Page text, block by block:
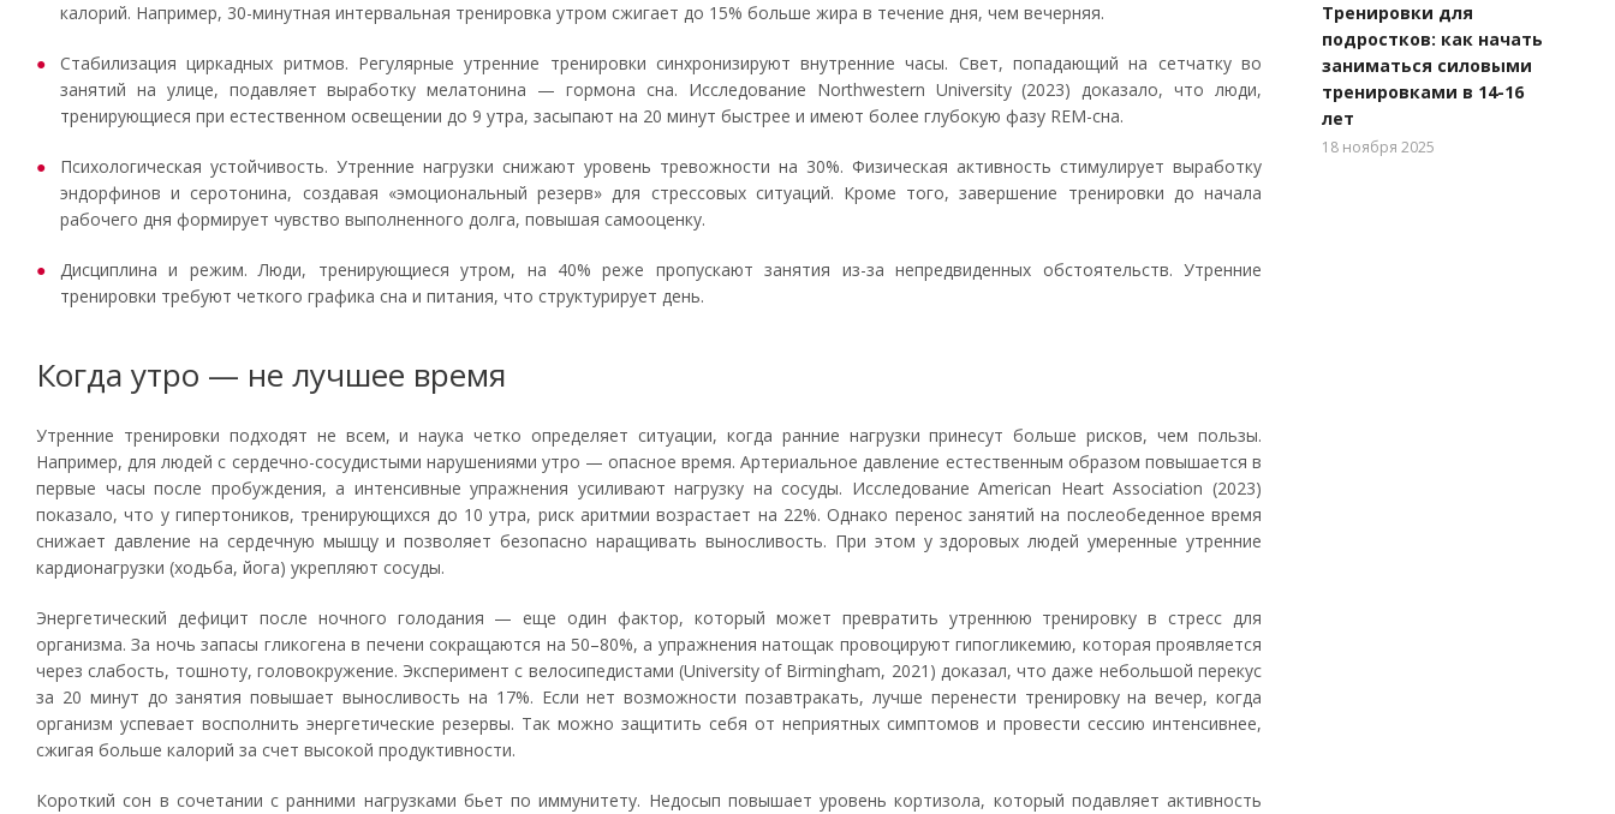
калорий. Например, 30-минутная интервальная тренировка утром сжигает до 15% больше жира в течение дня, чем вечерняя.
Стабилизация циркадных ритмов. Регулярные утренние тренировки синхронизируют внутренние часы. Свет, попадающий на сетчатку во
занятий на улице, подавляет выработку мелатонина — гормона сна. Исследование Northwestern University (2023) доказало, что люди,
тренирующиеся при естественном освещении до 9 утра, засыпают на 20 минут быстрее и имеют более глубокую фазу REM-сна.
Психологическая устойчивость. Утренние нагрузки снижают уровень тревожности на 30%. Физическая активность стимулирует выработку
эндорфинов и серотонина, создавая «эмоциональный резерв» для стрессовых ситуаций. Кроме того, завершение тренировки до начала
рабочего дня формирует чувство выполненного долга, повышая самооценку.
Дисциплина и режим. Люди, тренирующиеся утром, на 40% реже пропускают занятия из-за непредвиденных обстоятельств. Утренние
тренировки требуют четкого графика сна и питания, что структурирует день.
Когда утро — не лучшее время
Утренние тренировки подходят не всем, и наука четко определяет ситуации, когда ранние нагрузки принесут больше рисков, чем пользы.
Например, для людей с сердечно-сосудистыми нарушениями утро — опасное время. Артериальное давление естественным образом повышается в
первые часы после пробуждения, а интенсивные упражнения усиливают нагрузку на сосуды. Исследование American Heart Association (2023)
показало, что у гипертоников, тренирующихся до 10 утра, риск аритмии возрастает на 22%. Однако перенос занятий на послеобеденное время
снижает давление на сердечную мышцу и позволяет безопасно наращивать выносливость. При этом у здоровых людей умеренные утренние
кардионагрузки (ходьба, йога) укрепляют сосуды.
Энергетический дефицит после ночного голодания — еще один фактор, который может превратить утреннюю тренировку в стресс для
организма. За ночь запасы гликогена в печени сокращаются на 50–80%, а упражнения натощак провоцируют гипогликемию, которая проявляется
через слабость, тошноту, головокружение. Эксперимент с велосипедистами (University of Birmingham, 2021) доказал, что даже небольшой перекус
за 20 минут до занятия повышает выносливость на 17%. Если нет возможности позавтракать, лучше перенести тренировку на вечер, когда
организм успевает восполнить энергетические резервы. Так можно защитить себя от неприятных симптомов и провести сессию интенсивнее,
сжигая больше калорий за счет высокой продуктивности.
Короткий сон в сочетании с ранними нагрузками бьет по иммунитету. Недосып повышает уровень кортизола, который подавляет активность
Тренировки для
подростков: как начать
заниматься силовыми
тренировками в 14-16
лет
18 ноября 2025